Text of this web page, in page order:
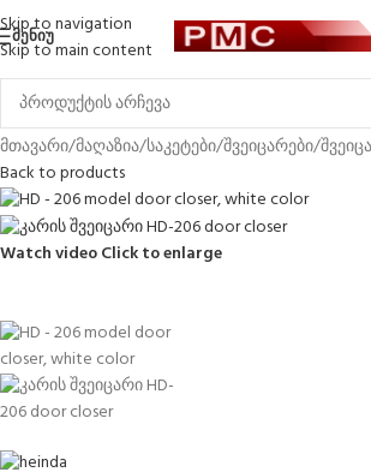
Skip to navigation
Skip to main content
ᲛᲔᲜᲘᲣ
მთავარი/მაღაზია/საკეტები/შვეიცარები/
Back to products
Watch videoClick to enlarge